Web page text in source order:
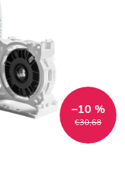
€30,68
–10 %